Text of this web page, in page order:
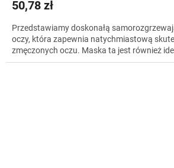
50,78 zł
Przedstawiamy doskonałą
oczy, która zapewnia natychmiastową
zmęczonych oczu. Maska ta jest również